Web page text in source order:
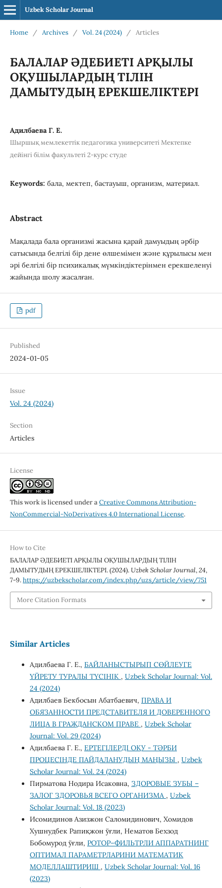
Uzbek Scholar Journal
Home / Archives / Vol. 24 (2024) / Articles
БАЛАЛАР ӘДЕБИЕТІ АРҚЫЛЫ
ОҚУШЫЛАРДЫҢ ТІЛІН
ДАМЫТУДЫҢ ЕРЕКШЕЛІКТЕРІ
Адилбаева Г. Е.
Шыршық мемлекеттік педагогика университеті Мектепке
дейінгі білім факультеті 2-курс студе
Keywords: бала, мектеп, бастауыш, организм, материал.
Abstract
Мақалада бала организмі жасына қарай дамуыдың әрбір
сатысында белгілі бір дене өлшемімен және құрылысы мен
әрі белгілі бір психикалық мүмкіндіктерінмен ерекшеленуі
жайында шолу жасалған.
pdf
Published
2024-01-05
Issue
Vol. 24 (2024)
Section
Articles
License
This work is licensed under aCreative Commons Attribution-
NonCommercial-NoDerivatives 4.0 International License.
How to Cite
БАЛАЛАР ӘДЕБИЕТІ АРҚЫЛЫ ОҚУШЫЛАРДЫҢ ТІЛІН
ДАМЫТУДЫҢ ЕРЕКШЕЛІКТЕРІ. (2024).Uzbek Scholar Journal,24,
7-9.https://uzbekscholar.com/index.php/uzs/article/view/751
More Citation Formats
Similar Articles
Адилбаева Г. Е., БАЙЛАНЫСТЫРЫП СӨЙЛЕУГЕ
ҮЙРЕТУ ТУРАЛЫ ТҮСІНІК , Uzbek Scholar Journal: Vol.
24 (2024)
Адилбаев Бекбосын Абатбаевич, ПРАВА И
ОБЯЗАННОСТИ ПРЕДСТАВИТЕЛЯ И ДОВЕРЕННОГО
ЛИЦА В ГРАЖДАНСКОМ ПРАВЕ , Uzbek Scholar
Journal: Vol. 29 (2024)
Адилбаева Г. Е., ЕРТЕГІЛЕРДІ ОҚУ - ТӘРБИ
ПРОЦЕСІНДЕ ПАЙДАЛАНУДЫҢ МАҢЫЗЫ , Uzbek
Scholar Journal: Vol. 24 (2024)
Пирматова Нодира Исаковна, ЗДОРОВЫЕ ЗУБЫ –
ЗАЛОГ ЗДОРОВЬЯ ВСЕГО ОРГАНИЗМА , Uzbek
Scholar Journal: Vol. 18 (2023)
Исомидинов Азизжон Саломидинович, Хомидов
Хушнудбек Рапиқжон ўғли, Нематов Бехзод
Бобомурод ўғли, РОТОР–ФИЛЬТРЛИ АППАРАТНИНГ
ОПТИМАЛ ПАРАМЕТРЛАРИНИ МАТЕМАТИК
МОДЕЛЛАШТИРИШ , Uzbek Scholar Journal: Vol. 16
(2023)